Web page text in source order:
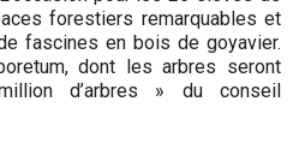
forestiers remarquables et
fascines en bois de goyavier.
dont les arbres seront
d’arbres » du conseil